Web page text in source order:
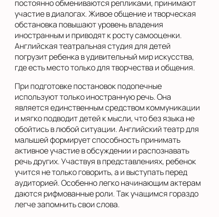
постоянно обмениваются репликами, принимают
участие в диалогах. Живое общение и творческая
обстановка повышают уровень владения
иностранным и приводят к росту самооценки.
Английская театральная студия для детей
погрузит ребенка в удивительный мир искусства,
где есть место только для творчества и общения.
При подготовке постановок подопечные
используют только иностранную речь. Она
является единственным средством коммуникации
и мягко подводит детей к мысли, что без языка не
обойтись в любой ситуации. Английский театр для
малышей формирует способность принимать
активное участие в обсуждении и распознавать
речь других. Участвуя в представлениях, ребенок
учится не только говорить, а и выступать перед
аудиторией. Особенно легко начинающим актерам
даются рифмованные роли. Так учащимся гораздо
легче запомнить свои слова.